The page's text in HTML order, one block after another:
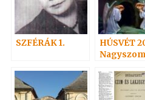
SZFÉRÁK 1.
HÚSVÉT